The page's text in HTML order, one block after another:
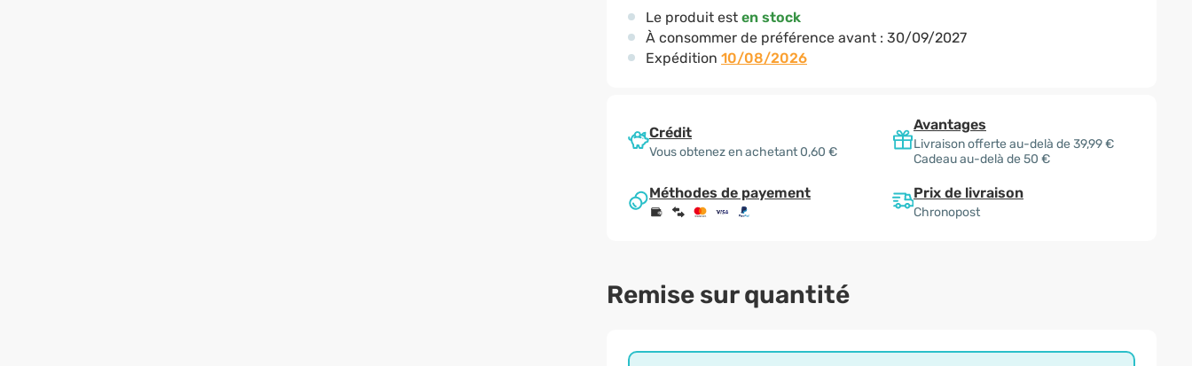
Le produit est en stock
À consommer de préférence avant : 30/09/2027
Expédition 10/08/2026
Crédit
Vous obtenez en achetant 0,60 €
Avantages
Livraison offerte au-delà de 39,99 €
Cadeau au-delà de 50 €
Méthodes de payement Prix de livraison
Chronopost
Remise sur quantité